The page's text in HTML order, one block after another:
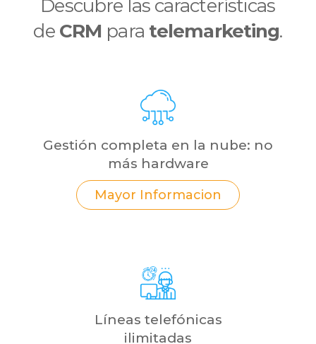
Descubre las características
de CRM para telemarketing.
Gestión completa en la nube: no
más hardware
Mayor Informacion
Líneas telefónicas
ilimitadas